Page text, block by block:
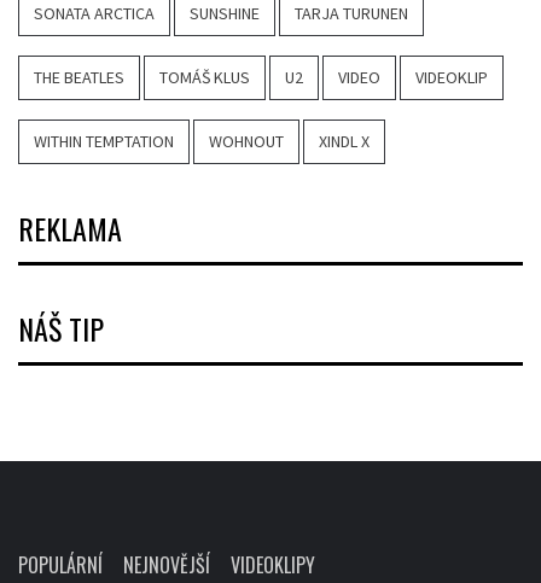
SONATA ARCTICA SUNSHINE TARJA TURUNEN
THE BEATLES TOMÁŠ KLUS U2 VIDEO VIDEOKLIP
WITHIN TEMPTATION WOHNOUT XINDL X
REKLAMA
NÁŠ TIP
POPULÁRNÍ NEJNOVĚJŠÍ VIDEOKLIPY